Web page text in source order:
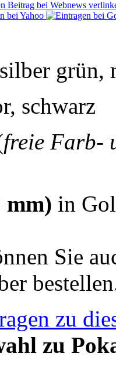
grün,
schwarz
freie Farb-
mm) in
Sie
zu
zu